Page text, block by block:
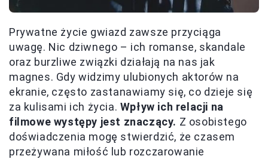
Prywatne życie gwiazd zawsze przyciąga
uwagę. Nic dziwnego – ich romanse, skandale
oraz burzliwe związki działają na nas jak
magnes. Gdy widzimy ulubionych aktorów na
ekranie, często zastanawiamy się, co dzieje się
za kulisami ich życia. Wpływ ich relacji na
filmowe występy jest znaczący. Z osobistego
doświadczenia mogę stwierdzić, że czasem
przeżywana miłość lub rozczarowanie